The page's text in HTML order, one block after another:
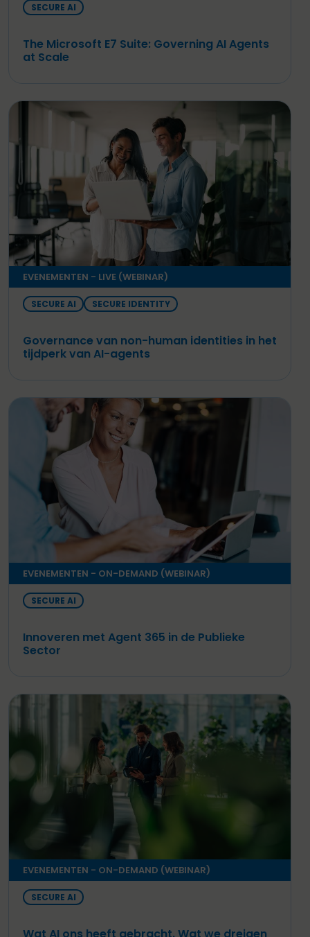
SECURE AI
The Microsoft E7 Suite: Governing AI Agents
at Scale
EVENEMENTEN - LIVE (WEBINAR)
SECURE AI SECURE IDENTITY
Governance van non-human identities in het
tijdperk van AI-agents
EVENEMENTEN - ON-DEMAND (WEBINAR)
SECURE AI
Innoveren met Agent 365 in de Publieke
Sector
EVENEMENTEN - ON-DEMAND (WEBINAR)
SECURE AI